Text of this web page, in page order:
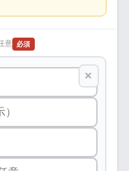
意 必須
×